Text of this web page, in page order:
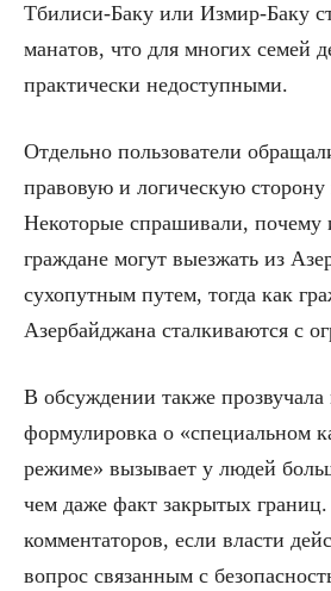
Тбилиси-Баку или Измир-Баку
манатов, что для многих семей
практически недоступными.
Отдельно пользователи
правовую и логическую сторону
Некоторые спрашивали, почему
граждане могут выезжать из
сухопутным путем, тогда как
Азербайджана сталкиваются с
В обсуждении также
формулировка о «специальном
режиме» вызывает у людей
чем даже факт закрытых
комментаторов, если власти
вопрос связанным с